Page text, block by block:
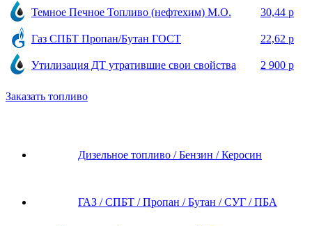
Темное Печное Топливо (нефтехим) М.О. 30,44 р
Газ СПБТ Пропан/Бутан ГОСТ 22,62 р
Утилизация ДТ утратившие свои свойства 2 900 р
Заказать топливо
Дизельное топливо / Бензин / Керосин
ГАЗ / СПБТ / Пропан / Бутан / СУГ / ПБА